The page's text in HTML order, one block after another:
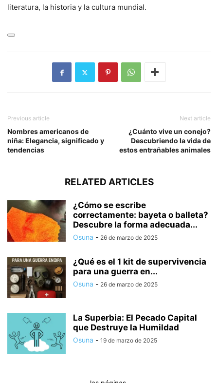
literatura, la historia y la cultura mundial.
Previous article
Nombres americanos de
niña: Elegancia, significado y
tendencias
Next article
¿Cuánto vive un conejo?
Descubriendo la vida de
estos entrañables animales
RELATED ARTICLES
¿Cómo se escribe
correctamente: bayeta o balleta?
Descubre la forma adecuada...
Osuna - 26 de marzo de 2025
¿Qué es el 1 kit de supervivencia
para una guerra en...
Osuna - 26 de marzo de 2025
La Superbia: El Pecado Capital
que Destruye la Humildad
Osuna - 19 de marzo de 2025